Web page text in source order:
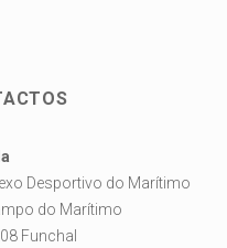
Desportivo do Marítimo
do Marítimo
Funchal